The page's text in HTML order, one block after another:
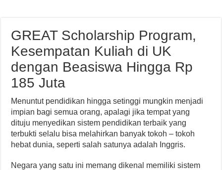
GREAT Scholarship Program,
Kesempatan Kuliah di UK
dengan Beasiswa Hingga Rp
185 Juta
Menuntut pendidikan hingga setinggi mungkin menjadi
impian bagi semua orang, apalagi jika tempat yang
dituju menyedikan sistem pendidikan terbaik yang
terbukti selalu bisa melahirkan banyak tokoh – tokoh
hebat dunia, seperti salah satunya adalah Inggris.
Negara yang satu ini memang dikenal memiliki sistem